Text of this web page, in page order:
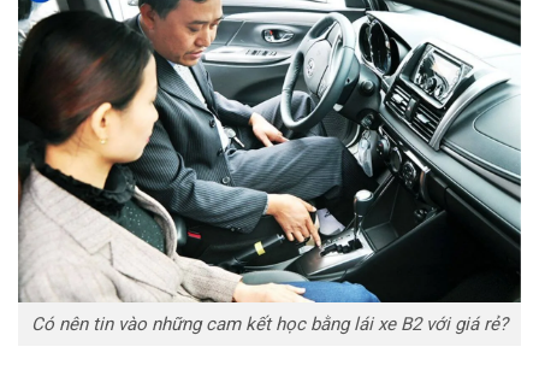
Có nên tin vào những cam kết học bằng lái xe B2 với giá rẻ?